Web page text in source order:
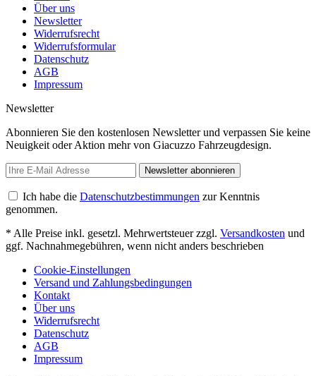
Über uns
Newsletter
Widerrufsrecht
Widerrufsformular
Datenschutz
AGB
Impressum
Newsletter
Abonnieren Sie den kostenlosen Newsletter und verpassen Sie keine
Neuigkeit oder Aktion mehr von Giacuzzo Fahrzeugdesign.
Newsletter abonnieren
Ich habe die Datenschutzbestimmungen zur Kenntnis
genommen.
* Alle Preise inkl. gesetzl. Mehrwertsteuer zzgl. Versandkosten und
ggf. Nachnahmegebühren, wenn nicht anders beschrieben
Cookie-Einstellungen
Versand und Zahlungsbedingungen
Kontakt
Über uns
Widerrufsrecht
Datenschutz
AGB
Impressum